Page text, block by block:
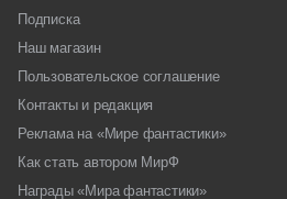
Подписка
Наш магазин
Пользовательское соглашение
Контакты и редакция
Реклама на «Мире фантастики»
Как стать автором МирФ
Награды «Мира фантастики»